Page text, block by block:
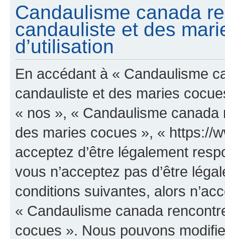
Candaulisme canada
candauliste et des
d’utilisation
En accédant à « Candaulisme
candauliste et des maries
« nos », « Candaulisme
des maries cocues », « https://
acceptez d’être légalement
vous n’acceptez pas d’être
conditions suivantes, alors
« Candaulisme canada
cocues ». Nous pouvons